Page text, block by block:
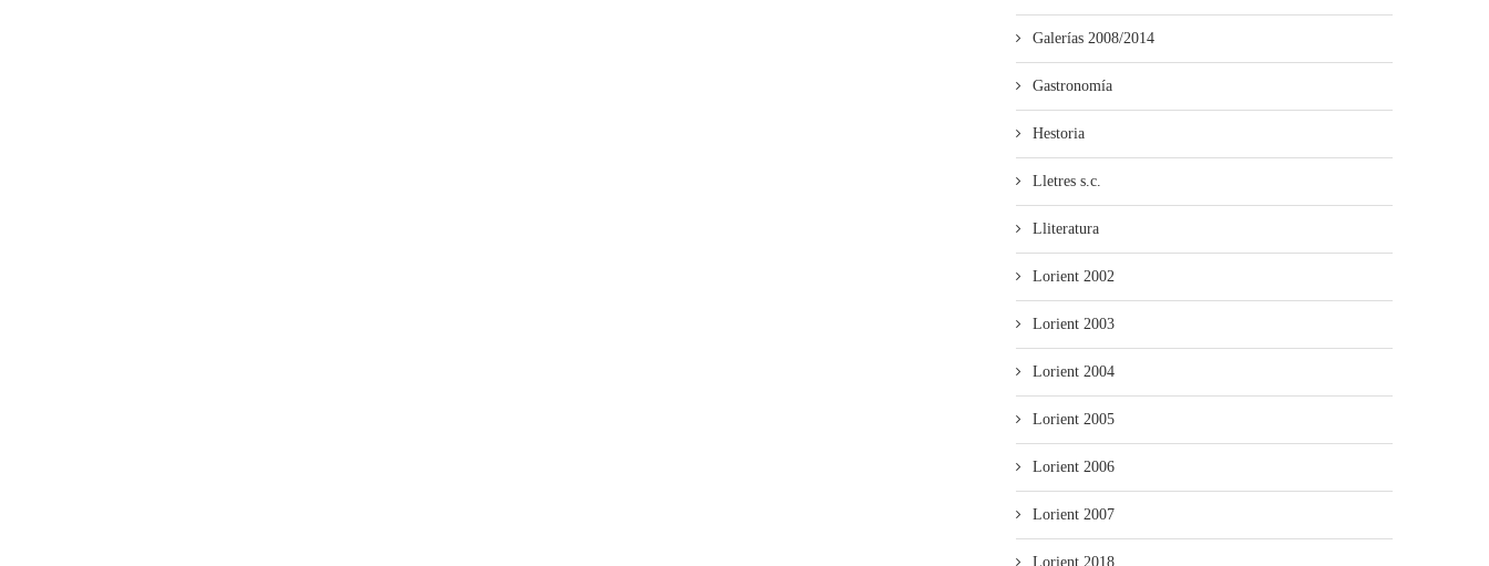
Galerías 2008/2014
Gastronomía
Hestoria
Lletres s.c.
Lliteratura
Lorient 2002
Lorient 2003
Lorient 2004
Lorient 2005
Lorient 2006
Lorient 2007
Lorient 2018